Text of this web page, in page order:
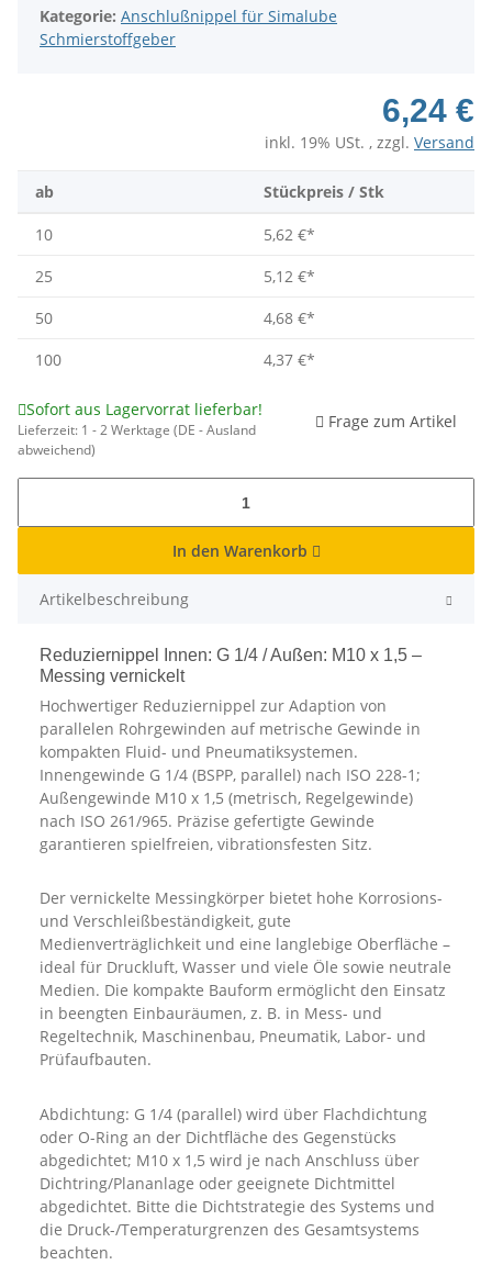
Kategorie: Anschlußnippel für Simalube
Schmierstoffgeber
6,24 €
inkl. 19% USt. , zzgl. Versand
ab Stückpreis / Stk
10 5,62 €*
25
5,12 €*
50
4,68 €*
100
4,37 €*
Sofort aus Lagervorrat lieferbar!
Lieferzeit: 1 - 2 Werktage (DE - Ausland
abweichend)
Frage zum Artikel
In den Warenkorb
Artikelbeschreibung
Reduziernippel Innen: G 1/4 / Außen: M10 x 1,5 –
Messing vernickelt
Hochwertiger Reduziernippel zur Adaption von
parallelen Rohrgewinden auf metrische Gewinde in
kompakten Fluid- und Pneumatiksystemen.
Innengewinde G 1/4 (BSPP, parallel) nach ISO 228-1;
Außengewinde M10 x 1,5 (metrisch, Regelgewinde)
nach ISO 261/965. Präzise gefertigte Gewinde
garantieren spielfreien, vibrationsfesten Sitz.
Der vernickelte Messingkörper bietet hohe Korrosions-
und Verschleißbeständigkeit, gute
Medienverträglichkeit und eine langlebige Oberfläche –
ideal für Druckluft, Wasser und viele Öle sowie neutrale
Medien. Die kompakte Bauform ermöglicht den Einsatz
in beengten Einbauräumen, z. B. in Mess- und
Regeltechnik, Maschinenbau, Pneumatik, Labor- und
Prüfaufbauten.
Abdichtung: G 1/4 (parallel) wird über Flachdichtung
oder O-Ring an der Dichtfläche des Gegenstücks
abgedichtet; M10 x 1,5 wird je nach Anschluss über
Dichtring/Plananlage oder geeignete Dichtmittel
abgedichtet. Bitte die Dichtstrategie des Systems und
die Druck-/Temperaturgrenzen des Gesamtsystems
beachten.